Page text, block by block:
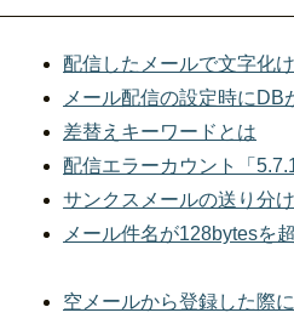
配信したメールで文字化
メール配信の設定時にDB
差替えキーワードとは
配信エラーカウント「
サンクスメールの送り分
メール件名が128bytesを
空メールから登録した際